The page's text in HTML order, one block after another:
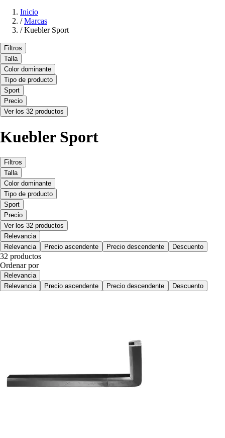
Inicio
/ Marcas
/ Kuebler Sport
Filtros
Talla
Color dominante
Tipo de producto
Sport
Precio
Ver los 32 productos
Kuebler Sport
Filtros
Talla
Color dominante
Tipo de producto
Sport
Precio
Ver los 32 productos
Relevancia
Relevancia
Precio ascendente Precio descendente Descuento
32 productos
Ordenar por
Relevancia
Relevancia
Precio ascendente Precio descendente Descuento